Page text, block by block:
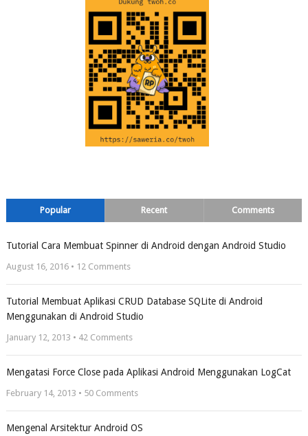
Popular Recent Comments
Tutorial Cara Membuat Spinner di Android dengan Android Studio
August 16, 2016 • 12Comments
Tutorial Membuat Aplikasi CRUD Database SQLite di Android
Menggunakan di Android Studio
January 12, 2013 • 42Comments
Mengatasi Force Close pada Aplikasi Android Menggunakan LogCat
February 14, 2013 • 50Comments
Mengenal Arsitektur Android OS